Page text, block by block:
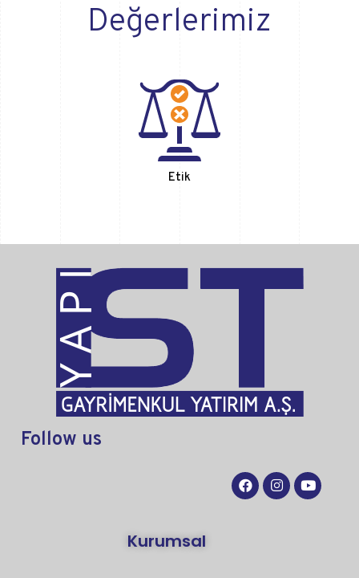
Değerlerimiz
Etik
Follow us
Kurumsal